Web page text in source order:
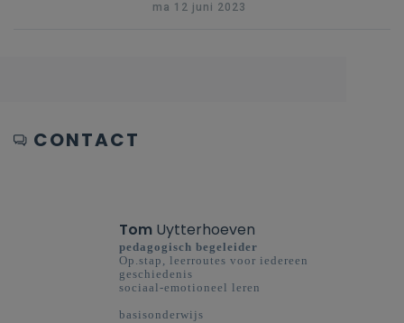
ma 12 juni 2023
CONTACT
Tom Uytterhoeven
pedagogisch begeleider
Op.stap, leerroutes voor iedereen
geschiedenis
sociaal-emotioneel leren
basisonderwijs